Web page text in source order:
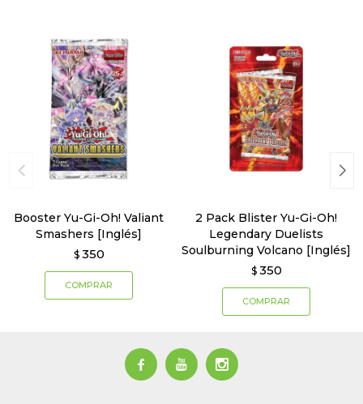
Booster Yu-Gi-Oh! Valiant
Smashers [Inglés]
$ 350
2 Pack Blister Yu-Gi-Oh!
Legendary Duelists
Soulburning Volcano [Inglés]
$ 350
  